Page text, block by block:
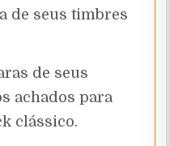
de seus timbres
de seus
achados para
clássico.